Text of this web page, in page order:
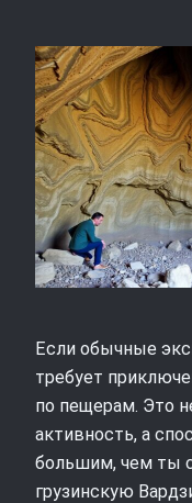
Если обычные
требует
по пещерам. Это
активность, а
большим, чем ты
грузинскую